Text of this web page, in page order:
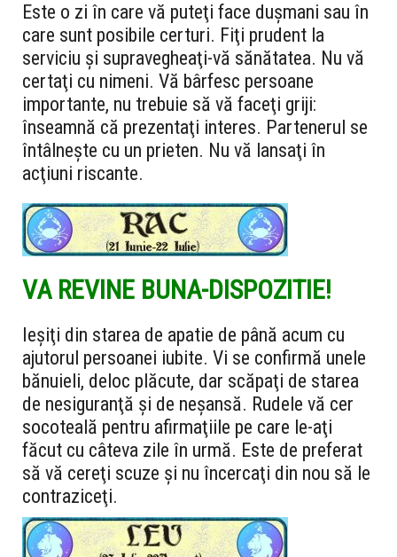
Este o zi în care vă puteţi face duşmani sau în
care sunt posibile certuri. Fiţi prudent la
serviciu şi supravegheaţi-vă sănătatea. Nu vă
certaţi cu nimeni. Vă bârfesc persoane
importante, nu trebuie să vă faceţi griji:
înseamnă că prezentaţi interes. Partenerul se
întâlneşte cu un prieten. Nu vă lansaţi în
acţiuni riscante.
VA REVINE BUNA-DISPOZITIE!
Ieşiţi din starea de apatie de până acum cu
ajutorul persoanei iubite. Vi se confirmă unele
bănuieli, deloc plăcute, dar scăpaţi de starea
de nesiguranţă şi de neşansă. Rudele vă cer
socoteală pentru afirmaţiile pe care le-aţi
făcut cu câteva zile în urmă. Este de preferat
să vă cereţi scuze şi nu încercaţi din nou să le
contraziceţi.